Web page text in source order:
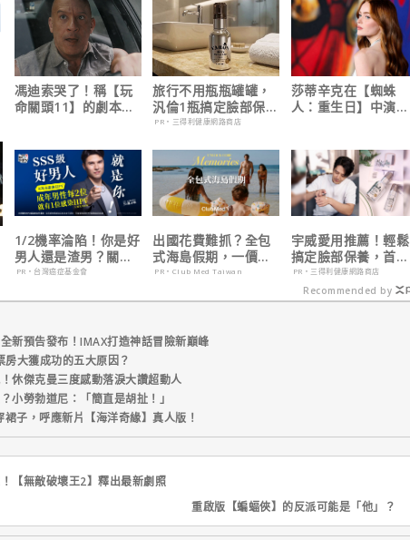
馮迪索哭了！稱【玩
命關頭11】的劇本是
旅行不用瓶瓶罐罐，
汎倫1瓶搞定臉部保
養！
PR・三得利健康網路商店
莎蒂辛克在【蜘蛛
人：重生日】中演的
1/2機率淪陷！你是好
男人還是渣男？關鍵
在這
PR・台灣癌症基金會
出國花費難抓？全包
式海島假期，一價搞
定食宿玩樂，省錢更
PR・Club Med Taiwan
宇威愛用推薦！輕鬆
搞定臉部保養，首購
只要$390
PR・三得利健康網路商店
Recommended by
新預告發布！IMAX打造神話冒險新巔峰
房大獲成功的五大原因？
休傑克曼三度感動落淚大讚超動人
小勞勃道尼：「簡直是胡扯！」
子，呼應新片【海洋奇緣】真人版！
【無敵破壞王2】釋出最新劇照
重啟版【蝙蝠俠】的反派可能是「他」？